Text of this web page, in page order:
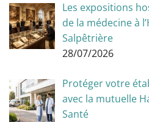
Les expositions
de la médecine à
Salpêtrière
28/07/2026
Protéger votre
avec la mutuelle
Santé